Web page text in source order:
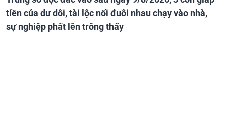
tiền của dư dôi, tài lộc nối đuôi nhau chạy vào nhà,
sự nghiệp phất lên trông thấy